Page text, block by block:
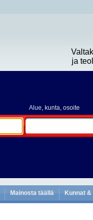
ja
Alue, kunta, osoite
Mainosta täällä Kunnat